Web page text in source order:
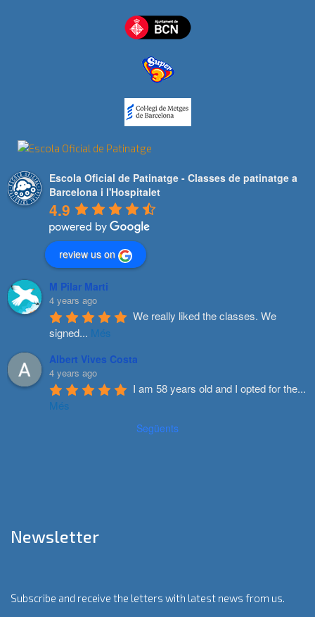
Escola Oficial de Patinatge - Classes de patinatge a
Barcelona i l'Hospitalet
4.9
review us on
M Pilar Marti
4 years ago
We really liked the classes. We
signed... Més
Albert Vives Costa
4 years ago
I am 58 years old and I opted for the...
Més
Següents
Newsletter
Subscribe and receive the letters with latest news from us.